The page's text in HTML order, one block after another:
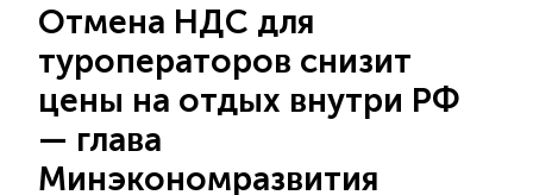
Отмена НДС для
туроператоров снизит
цены на отдых внутри РФ
— глава
Минэкономразвития